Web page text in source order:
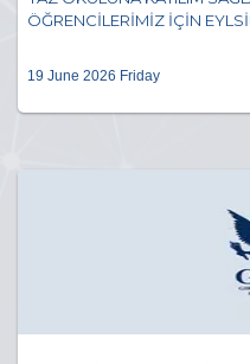
ÖĞRENCİLERİMİZ İÇİN
19 June 2026 Friday